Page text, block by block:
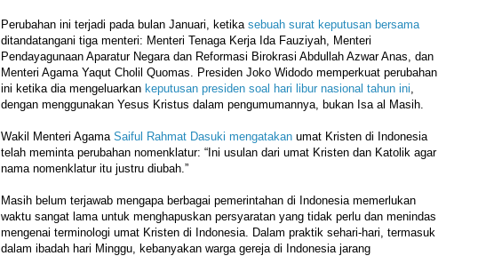
Perubahan ini terjadi pada bulan Januari, ketika sebuah surat keputusan bersama
ditandatangani tiga menteri: Menteri Tenaga Kerja Ida Fauziyah, Menteri
Pendayagunaan Aparatur Negara dan Reformasi Birokrasi Abdullah Azwar Anas, dan
Menteri Agama Yaqut Cholil Quomas. Presiden Joko Widodo memperkuat perubahan
ini ketika dia mengeluarkan keputusan presiden soal hari libur nasional tahun ini
dengan menggunakan Yesus Kristus dalam pengumumannya, bukan Isa al Masih.
Wakil Menteri Agama Saiful Rahmat Dasuki mengatakan umat Kristen di Indonesia
telah meminta perubahan nomenklatur: “Ini usulan dari umat Kristen dan Katolik agar
nama nomenklatur itu justru diubah.”
Masih belum terjawab mengapa berbagai pemerintahan di Indonesia memerlukan
waktu sangat lama untuk menghapuskan persyaratan yang tidak perlu dan menindas
mengenai terminologi umat Kristen di Indonesia. Dalam praktik sehari-hari, termasuk
dalam ibadah hari Minggu, kebanyakan warga gereja di Indonesia jarang